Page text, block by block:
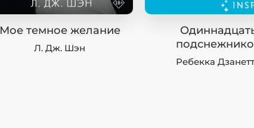
Мое темное желание
Л. Дж. Шэн
Ребекка